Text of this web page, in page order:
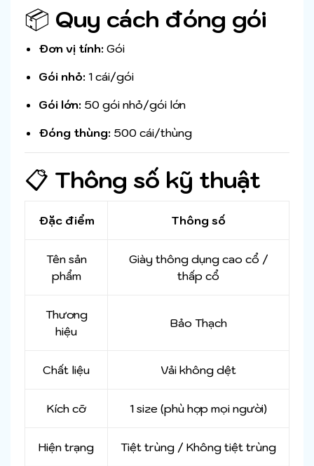
📦 Quy cách đóng gói
Đơn vị tính: Gói
Gói nhỏ: 1 cái/gói
Gói lớn: 50 gói nhỏ/gói lớn
Đóng thùng: 500 cái/thùng
📋 Thông số kỹ thuật
Đặc điểm Thông số
Tên sản
phẩm
Giày thông dụng cao cổ /
thấp cổ
Thương
hiệu
Bảo Thạch
Chất liệu Vải không dệt
Kích cỡ 1 size (phù hợp mọi người)
Hiện trạng Tiệt trùng / Không tiệt trùng